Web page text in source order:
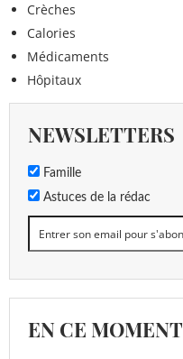
Crèches
Calories
Médicaments
Hôpitaux
NEWSLETTERS
Famille
Astuces de la rédac
EN CE MOMENT